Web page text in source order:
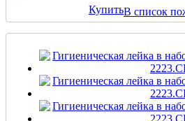
КупитьВ список